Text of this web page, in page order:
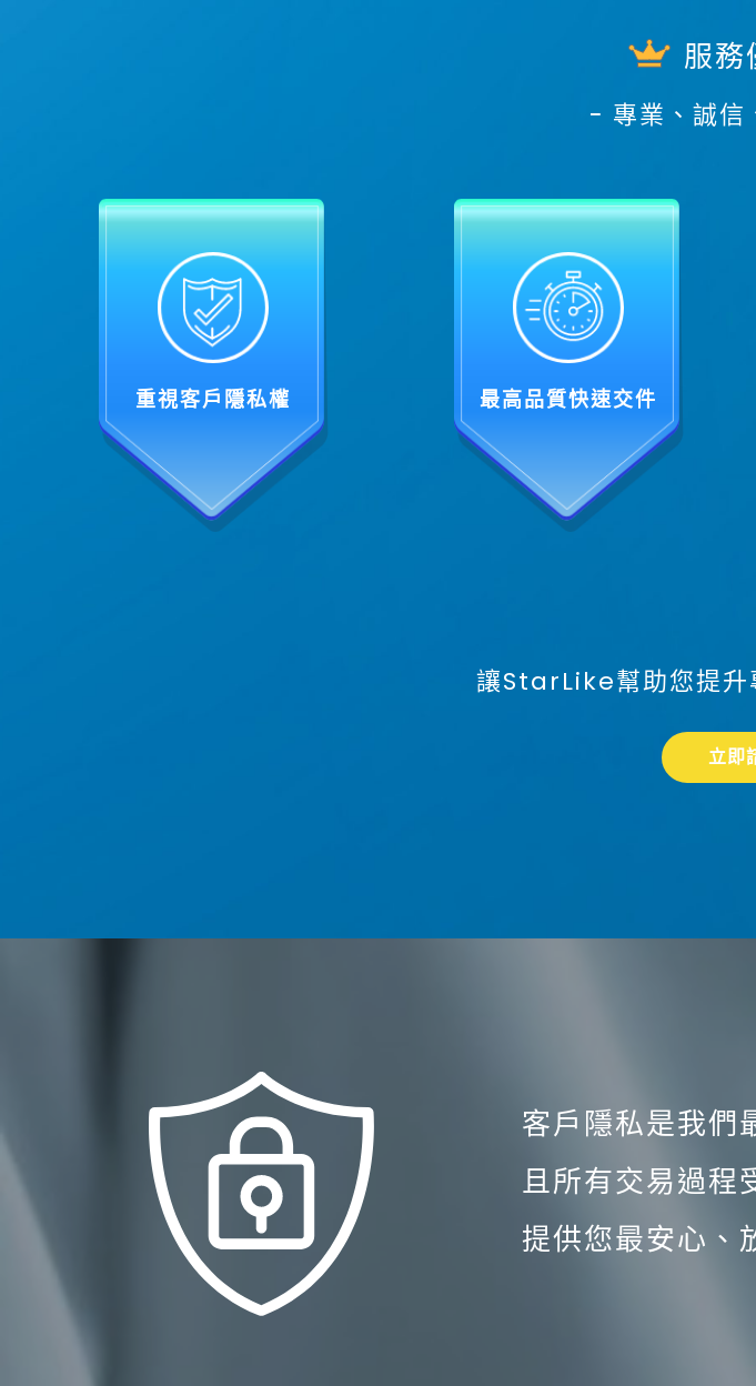
服務
− 專業、誠信
重視客戶隱私權 最高品質快速交件
讓StarLike幫助您提升
立即
客戶隱私是我們
且所有交易過程
提供您最安心、